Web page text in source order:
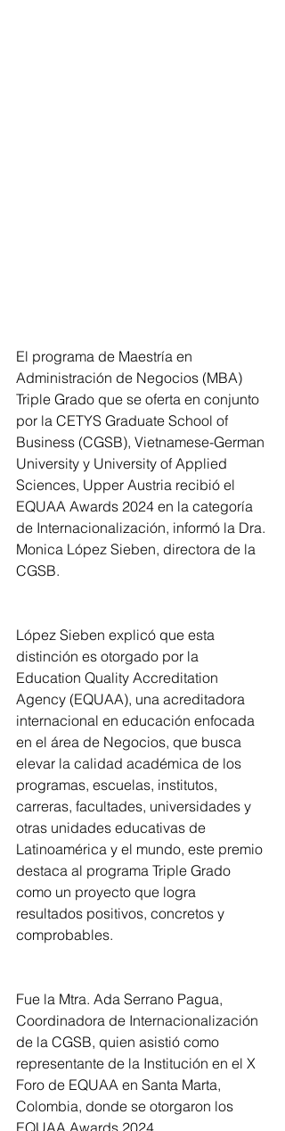
El programa de Maestría en
Administración de Negocios (MBA)
Triple Grado que se oferta en conjunto
por la CETYS Graduate School of
Business (CGSB), Vietnamese-German
University y University of Applied
Sciences, Upper Austria recibió el
EQUAA Awards 2024 en la categoría
de Internacionalización, informó la Dra.
Monica López Sieben, directora de la
CGSB.
López Sieben explicó que esta
distinción es otorgado por la
Education Quality Accreditation
Agency (EQUAA), una acreditadora
internacional en educación enfocada
en el área de Negocios, que busca
elevar la calidad académica de los
programas, escuelas, institutos,
carreras, facultades, universidades y
otras unidades educativas de
Latinoamérica y el mundo, este premio
destaca al programa Triple Grado
como un proyecto que logra
resultados positivos, concretos y
comprobables.
Fue la Mtra. Ada Serrano Pagua,
Coordinadora de Internacionalización
de la CGSB, quien asistió como
representante de la Institución en el X
Foro de EQUAA en Santa Marta,
Colombia, donde se otorgaron los
EQUAA Awards 2024.